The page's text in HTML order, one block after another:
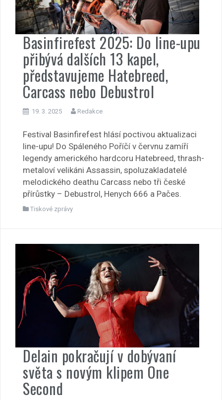
Basinfirefest 2025: Do line-upu
přibývá dalších 13 kapel,
představujeme Hatebreed,
Carcass nebo Debustrol
19. 3. 2025 Redakce
Festival Basinfirefest hlásí poctivou aktualizaci
line-upu! Do Spáleného Poříčí v červnu zamíří
legendy amerického hardcoru Hatebreed, thrash-
metaloví velikáni Assassin, spoluzakladatelé
melodického deathu Carcass nebo tři české
přírůstky – Debustrol, Henych 666 a Pačes.
Tiskové zprávy
Delain pokračují v dobývaní
světa s novým klipem One
Second